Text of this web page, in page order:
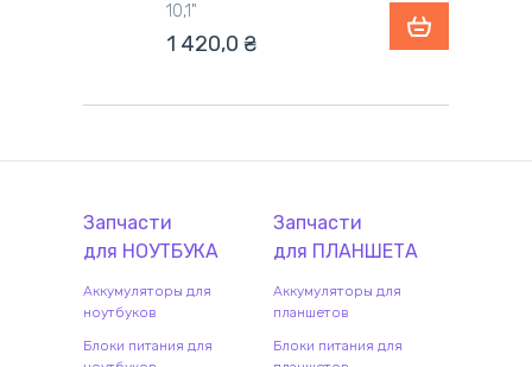
10,1"
1 420,0 ₴
Запчасти
для НОУТБУКА
Аккумуляторы для
ноутбуков
Блоки питания для
Запчасти
для ПЛАНШЕТА
Аккумуляторы для
планшетов
Блоки питания для